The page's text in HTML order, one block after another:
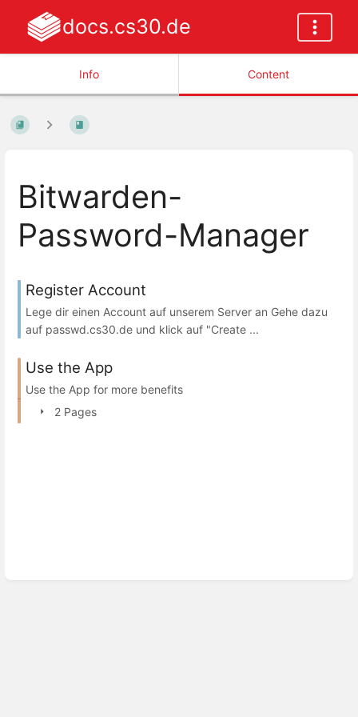
docs.cs30.de
Info Content
Bitwarden-
Password-Manager
Register Account
Lege dir einen Account auf unserem Server an Gehe dazu
auf passwd.cs30.de und klick auf "Create ...
Use the App
Use the App for more benefits
2 Pages